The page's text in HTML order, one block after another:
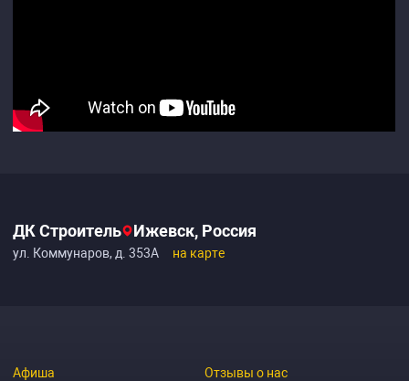
ДК Строитель Ижевск, Россия
ул. Коммунаров, д. 353А на карте
Афиша Отзывы о нас